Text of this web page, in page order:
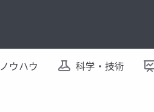
ノウハウ 科学・技術